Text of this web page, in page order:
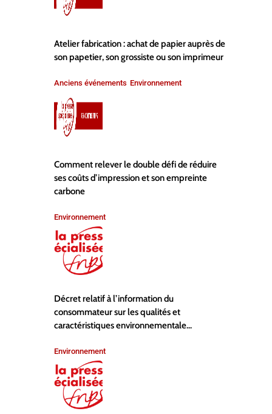
Atelier fabrication : achat de papier auprès de
son papetier, son grossiste ou son imprimeur
Comment relever le double défi de réduire
ses coûts d’impression et son empreinte
carbone
Anciens événements Environnement
Décret relatif à l’information du
consommateur sur les qualités et
caractéristiques environnementale...
Environnement
Environnement